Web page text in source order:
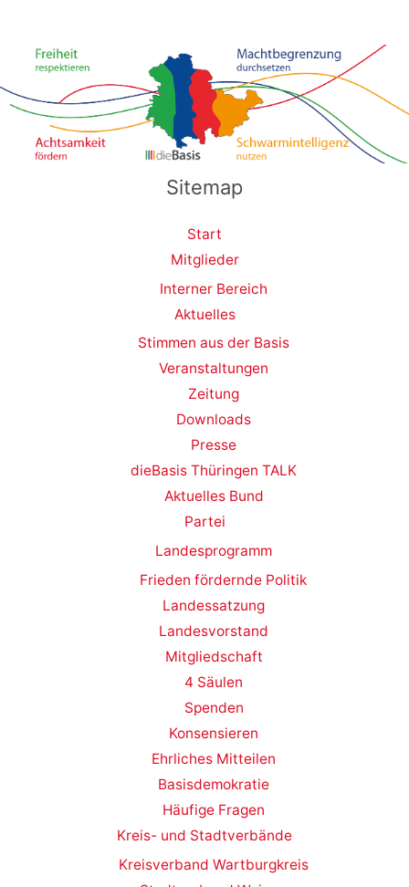
Sitemap
Start
Mitglieder
Interner Bereich
Aktuelles
Stimmen aus der Basis
Veranstaltungen
Zeitung
Downloads
Presse
dieBasis Thüringen TALK
Aktuelles Bund
Partei
Landesprogramm
Frieden fördernde Politik
Landessatzung
Landesvorstand
Mitgliedschaft
4 Säulen
Spenden
Konsensieren
Ehrliches Mitteilen
Basisdemokratie
Häufige Fragen
Kreis- und Stadtverbände
Kreisverband Wartburgkreis